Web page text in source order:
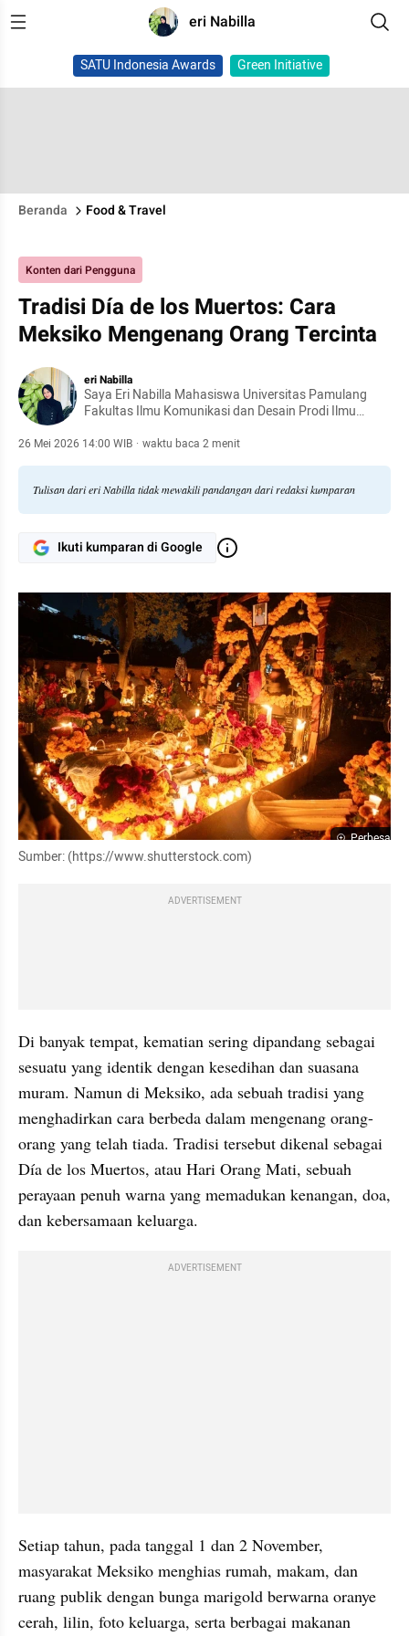
eri Nabilla
SATU Indonesia Awards Green Initiative
Beranda Food & Travel
Konten dari Pengguna
Tradisi Día de los Muertos: Cara
Meksiko Mengenang Orang Tercinta
eri Nabilla
Saya Eri Nabilla Mahasiswa Universitas Pamulang
Fakultas Ilmu Komunikasi dan Desain Prodi Ilmu
26 Mei 2026 14:00 WIB · waktu baca 2 menit
Tulisan dari eri Nabilla tidak mewakili pandangan dari redaksi kumparan
Ikuti kumparan di Google
Perbesar
Sumber: (https://www.shutterstock.com)
ADVERTISEMENT
Di banyak tempat, kematian sering dipandang sebagai
sesuatu yang identik dengan kesedihan dan suasana
muram. Namun di Meksiko, ada sebuah tradisi yang
menghadirkan cara berbeda dalam mengenang orang-
orang yang telah tiada. Tradisi tersebut dikenal sebagai
Día de los Muertos, atau Hari Orang Mati, sebuah
perayaan penuh warna yang memadukan kenangan, doa,
dan kebersamaan keluarga.
ADVERTISEMENT
Setiap tahun, pada tanggal 1 dan 2 November,
masyarakat Meksiko menghias rumah, makam, dan
ruang publik dengan bunga marigold berwarna oranye
cerah, lilin, foto keluarga, serta berbagai makanan